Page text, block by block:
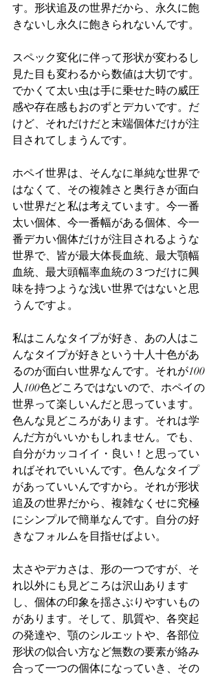
す。形状追及の世界だから、永久に飽
きないし永久に飽きられないんです。
スペック変化に伴って形状が変わるし
見た目も変わるから数値は大切です。
でかくて太い虫は手に乗せた時の威圧
感や存在感もおのずとデカいです。だ
けど、それだけだと末端個体だけが注
目されてしまうんです。
ホペイ世界は、そんなに単純な世界で
はなくて、その複雑さと奥行きが面白
い世界だと私は考えています。今一番
太い個体、今一番幅がある個体、今一
番デカい個体だけが注目されるような
世界で、皆が最大体長血統、最大顎幅
血統、最大頭幅率血統の３つだけに興
味を持つような浅い世界ではないと思
うんですよ。
私はこんなタイプが好き、あの人はこ
んなタイプが好きという十人十色があ
るのが面白い世界なんです。それが100
人100色どころではないので、ホペイの
世界って楽しいんだと思っています。
色んな見どころがあります。それは学
んだ方がいいかもしれません。でも、
自分がカッコイイ・良い！と思ってい
ればそれでいいんです。色んなタイプ
があっていいんですから。それが形状
追及の世界だから、複雑なくせに究極
にシンプルで簡単なんです。自分の好
きなフォルムを目指せばよい。
太さやデカさは、形の一つですが、そ
れ以外にも見どころは沢山あります
し、個体の印象を揺さぶりやすいもの
があります。そして、肌質や、各突起
の発達や、顎のシルエットや、各部位
形状の似合い方など無数の要素が絡み
合って一つの個体になっていき、その